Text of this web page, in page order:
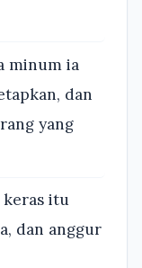
minum ia
dan
yang
itu
dan anggur